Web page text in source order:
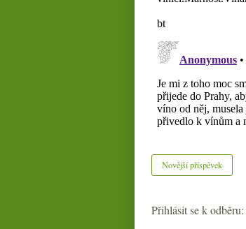
Novější příspěvek
Přihlásit se k odběru: